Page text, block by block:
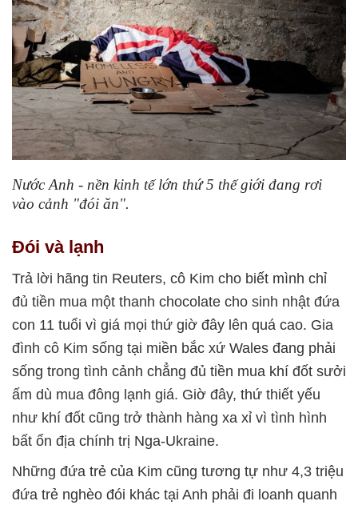
Nước Anh - nền kinh tế lớn thứ 5 thế giới đang rơi
vào cảnh "đói ăn".
Đói và lạnh
Trả lời hãng tin Reuters, cô Kim cho biết mình chỉ
đủ tiền mua một thanh chocolate cho sinh nhật đứa
con 11 tuổi vì giá mọi thứ giờ đây lên quá cao. Gia
đình cô Kim sống tại miền bắc xứ Wales đang phải
sống trong tình cảnh chẳng đủ tiền mua khí đốt sưởi
ấm dù mua đông lạnh giá. Giờ đây, thứ thiết yếu
như khí đốt cũng trở thành hàng xa xỉ vì tình hình
bất ổn địa chính trị Nga-Ukraine.
Những đứa trẻ của Kim cũng tương tự như 4,3 triệu
đứa trẻ nghèo đói khác tại Anh phải đi loanh quanh